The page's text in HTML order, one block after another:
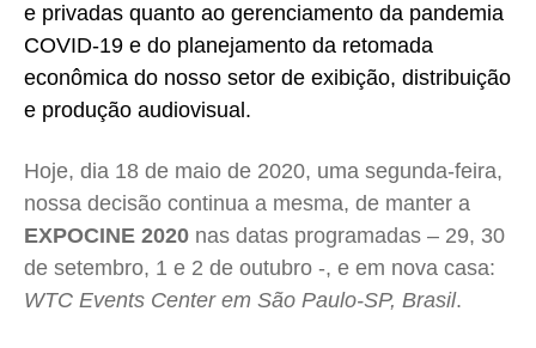
e privadas quanto ao gerenciamento da pandemia
COVID-19 e do planejamento da retomada
econômica do nosso setor de exibição, distribuição
e produção audiovisual.
Hoje, dia 18 de maio de 2020, uma segunda-feira,
nossa decisão continua a mesma, de manter a
EXPOCINE 2020 nas datas programadas – 29, 30
de setembro, 1 e 2 de outubro -, e em nova casa:
WTC Events Center em São Paulo-SP, Brasil.